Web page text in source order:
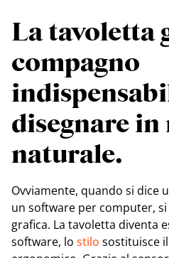
La tavoletta
compagno
disegnare in
naturale.
Ovviamente, quando si dice
un software per computer,
grafica. La tavoletta diventa
software, lo stilo sostituisce